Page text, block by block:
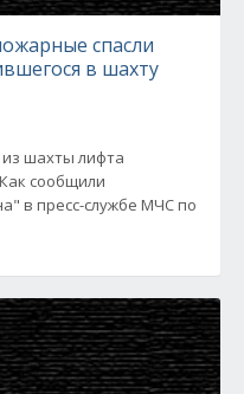
спасли
в шахту
шахты лифта
сообщили
в пресс-службе МЧС по